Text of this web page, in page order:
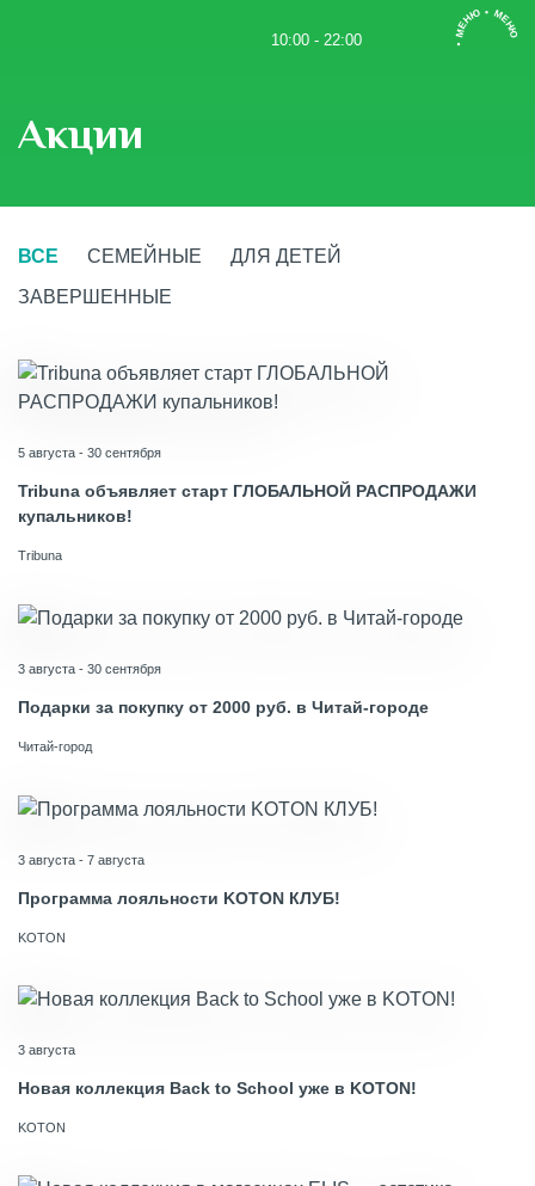
10:00 - 22:00 • МЕНЮ • МЕНЮ
Акции
ВСЕ СЕМЕЙНЫЕ
ДЛЯ ДЕТЕЙ
ЗАВЕРШЕННЫЕ
5 августа - 30 сентября
Tribuna объявляет старт ГЛОБАЛЬНОЙ РАСПРОДАЖИ
купальников!
Tribuna
3 августа - 30 сентября
Подарки за покупку от 2000 руб. в Читай-городе
Читай-город
3 августа - 7 августа
Программа лояльности KOTON КЛУБ!
KOTON
3 августа
Новая коллекция Back to School уже в KOTON!
KOTON